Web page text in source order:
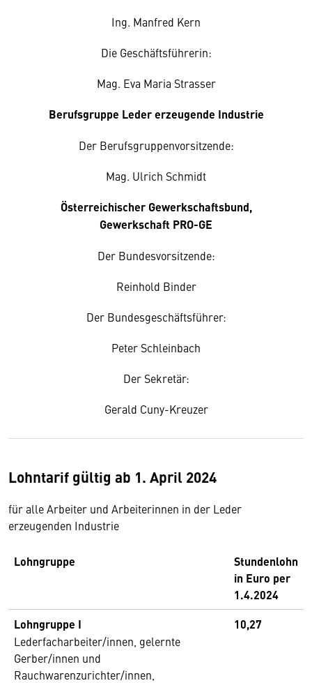
Ing. Manfred Kern
Die Geschäftsführerin:
Mag. Eva Maria Strasser
Berufsgruppe Leder erzeugende Industrie
Der Berufsgruppenvorsitzende:
Mag. Ulrich Schmidt
Österreichischer Gewerkschaftsbund,
Gewerkschaft PRO-GE
Der Bundesvorsitzende:
Reinhold Binder
Der Bundesgeschäftsführer:
Peter Schleinbach
Der Sekretär:
Gerald Cuny-Kreuzer
Lohntarif gültig ab 1. April 2024
für alle Arbeiter und Arbeiterinnen in der Leder
erzeugenden Industrie
Lohngruppe
Stundenlohn
in Euro per
1.4.2024
Lohngruppe I
Lederfacharbeiter/innen, gelernte
Gerber/innen und
Rauchwarenzurichter/innen,
10,27